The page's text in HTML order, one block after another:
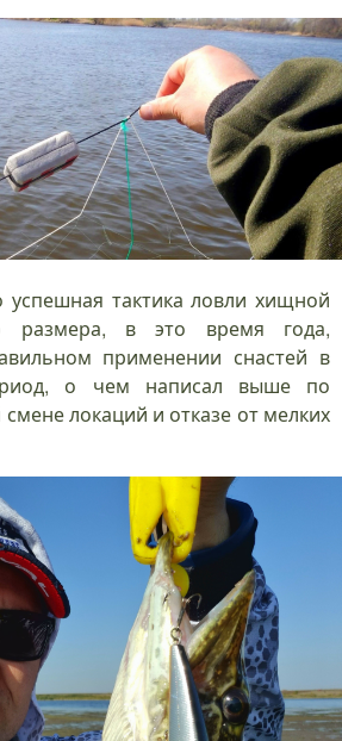
тактика ловли хищной
размера, в это время года,
применении снастей в
о чем написал выше по
смене локаций и отказе от мелких